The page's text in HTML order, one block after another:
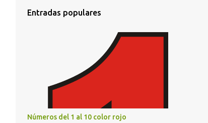
Entradas populares
Números del 1 al 10 color rojo